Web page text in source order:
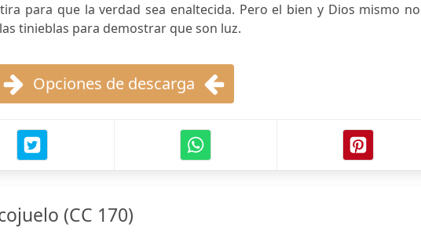
para que la verdad sea enaltecida. Pero el bien y Dios mismo no
tinieblas para demostrar que son luz.
Opciones de descarga
(CC 170)